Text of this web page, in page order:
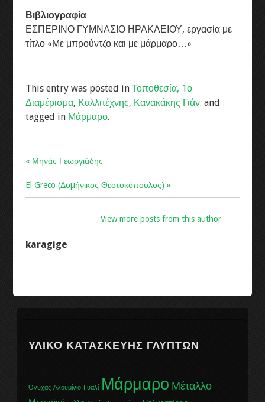
Βιβλιογραφία
ΕΣΠΕΡΙΝΟ ΓΥΜΝΑΣΙΟ ΗΡΑΚΛΕΙΟΥ, εργασία με
τίτλο «Με μπρούντζο και με μάρμαρο…»
This entry was posted in Τοποθεσία, 1ο
Διαμέρισμα, Καλλιτέχνης, Κανακάκης Γιάν. and
tagged in Μάρμαρο.
« Μηνάς Γεωργιάδης
El Greco (Δοµήνικος Θεοτοκόπουλος) »
karagige
View more posts from this author
ΥΛΙΚΌ ΚΑΤΑΣΚΕΥΉΣ ΓΛΥΠΤΏΝ
Όνυχας Αλουμίνιο Γυαλί Μάρμαρο Μέταλλο